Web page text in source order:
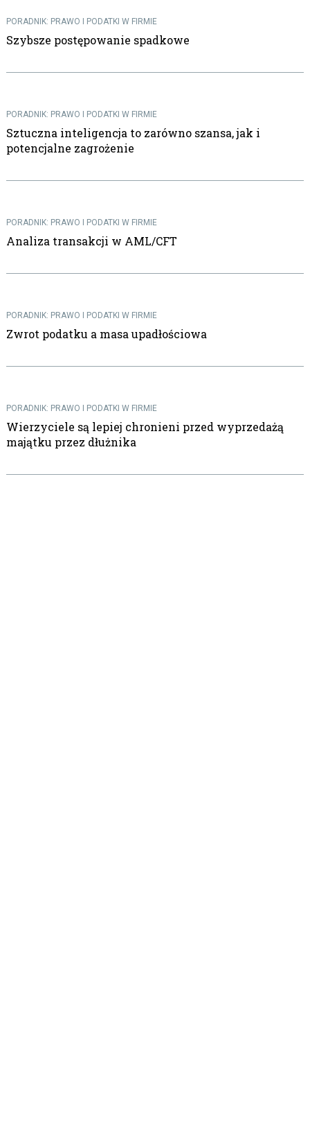
PORADNIK: PRAWO I PODATKI W FIRMIE
Szybsze postępowanie spadkowe
PORADNIK: PRAWO I PODATKI W FIRMIE
Sztuczna inteligencja to zarówno szansa, jak i
potencjalne zagrożenie
PORADNIK: PRAWO I PODATKI W FIRMIE
Analiza transakcji w AML/CFT
PORADNIK: PRAWO I PODATKI W FIRMIE
Zwrot podatku a masa upadłościowa
PORADNIK: PRAWO I PODATKI W FIRMIE
Wierzyciele są lepiej chronieni przed wyprzedażą
majątku przez dłużnika